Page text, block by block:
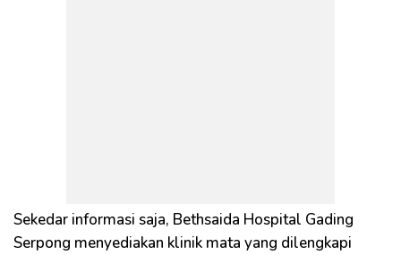
Sekedar informasi saja, Bethsaida Hospital Gading
Serpong menyediakan klinik mata yang dilengkapi